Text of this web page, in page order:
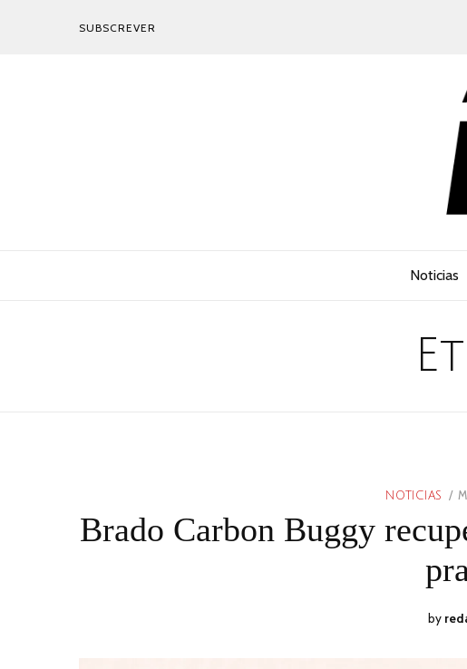
SUBSCREVER
Noticias
NOTICIAS
Brado Carbon Buggy
by